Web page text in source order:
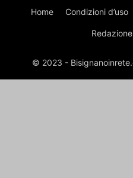
Home Condizioni d’uso
Redazione
© 2023 -